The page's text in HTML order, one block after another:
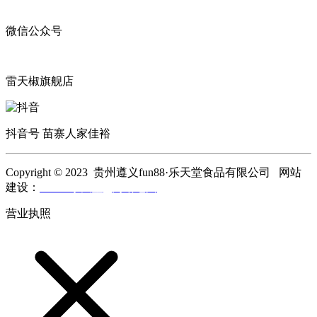
微信公众号
雷天椒旗舰店
抖音号 苗寨人家佳裕
Copyright © 2023 贵州遵义fun88·乐天堂食品有限公司 网站
建设：
营业执照